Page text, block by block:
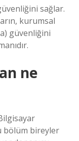
sağlar.
kurumsal
güvenliğini
ne
bölüm bireyler